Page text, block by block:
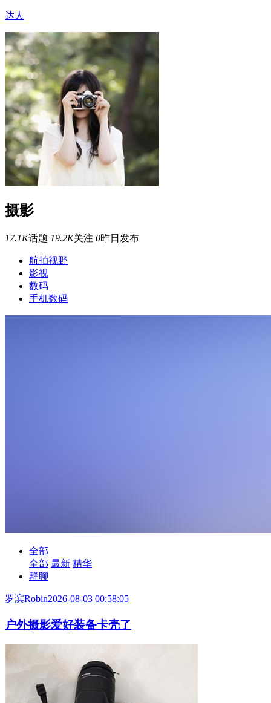
达人
摄影
17.1K话题 19.2K关注 0昨日发布
航拍视野
影视
数码
手机数码
全部
全部 最新 精华
群聊
罗滨Robin2026-08-03 00:58:05
户外摄影爱好装备卡壳了